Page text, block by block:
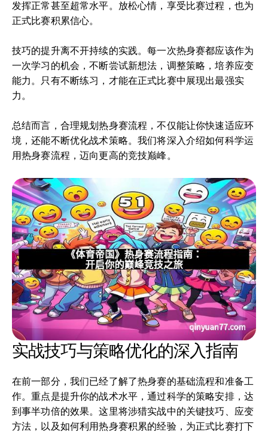
发挥正常甚至超常水平。放松心情，享受比赛过程，也为
正式比赛积累信心。
技巧的提升离不开持续的实践。每一次热身赛都应该作为
一次学习的机会，不断尝试新想法，调整策略，培养应变
能力。只有不断练习，才能在正式比赛中展现出最强实
力。
总结而言，合理规划热身赛流程，不仅能让你快速适应环
境，还能不断优化战术策略。我们将深入介绍如何科学运
用热身赛流程，迈向更高的竞技巅峰。
实战技巧与策略优化的深入指南
在前一部分，我们已经了解了热身赛的基础流程和准备工
作。重点是提升你的战术水平，通过科学的策略安排，达
到事半功倍的效果。这里将涉猎实战中的关键技巧、应变
方法，以及如何利用热身赛积累的经验，为正式比赛打下